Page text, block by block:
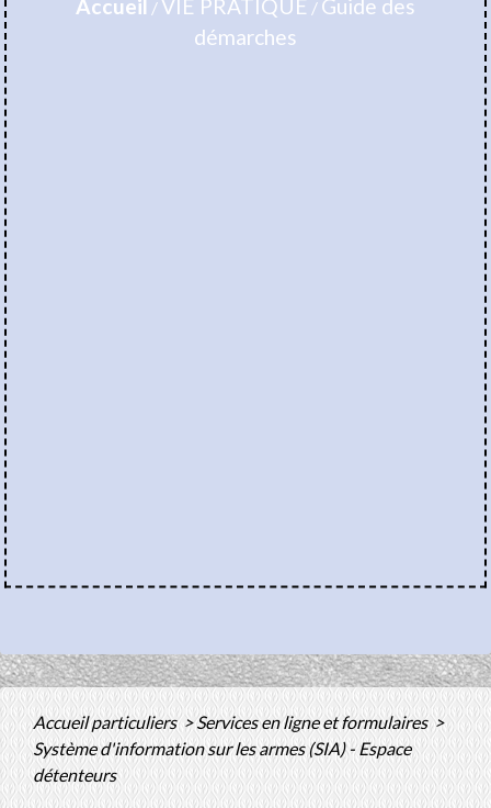
Accueil /VIE PRATIQUE / Guide des
démarches
Accueil particuliers>Services en ligne et formulaires>
Système d'information sur les armes (SIA) - Espace
détenteurs